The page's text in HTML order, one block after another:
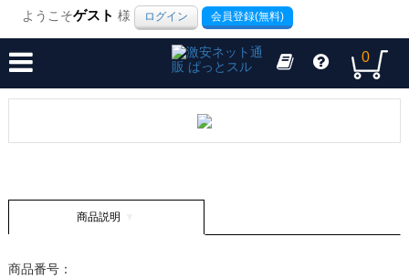
ようこそゲスト 様 ログイン 会員登録(無料)
0
商品説明
商品番号：